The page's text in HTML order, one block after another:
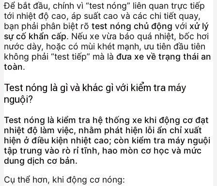
Để bắt đầu, chính vì “test nóng” liên quan trực tiếp
tới nhiệt độ cao, áp suất cao và các chi tiết quay,
bạn phải phân biệt rõ test nóng chủ động với xử lý
sự cố khẩn cấp. Nếu xe vừa báo quá nhiệt, bốc hơi
nước dày, hoặc có mùi khét mạnh, ưu tiên đầu tiên
không phải “test tiếp” mà là đưa xe về trạng thái an
toàn.
Test nóng là gì và khác gì với kiểm tra máy
nguội?
Test nóng là kiểm tra hệ thống xe khi động cơ đạt
nhiệt độ làm việc, nhằm phát hiện lỗi ẩn chỉ xuất
hiện ở điều kiện nhiệt cao; còn kiểm tra máy nguội
tập trung vào rò rỉ tĩnh, hao mòn cơ học và mức
dung dịch cơ bản.
Cụ thể hơn, khi động cơ nóng: